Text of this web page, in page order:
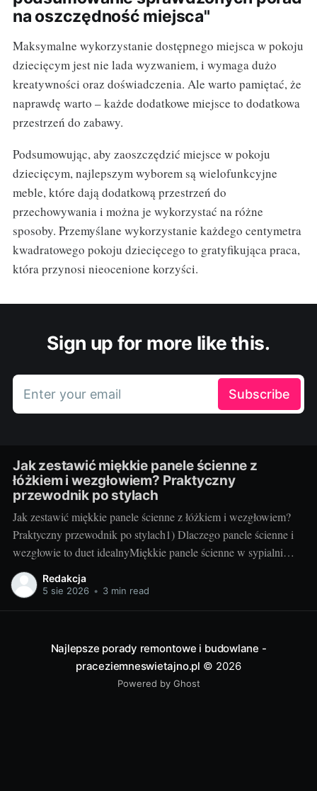
na oszczędność miejsca"
Maksymalne wykorzystanie dostępnego miejsca w pokoju
dziecięcym jest nie lada wyzwaniem, i wymaga dużo
kreatywności oraz doświadczenia. Ale warto pamiętać, że
naprawdę warto – każde dodatkowe miejsce to dodatkowa
przestrzeń do zabawy.
Podsumowując, aby zaoszczędzić miejsce w pokoju
dziecięcym, najlepszym wyborem są wielofunkcyjne
meble, które dają dodatkową przestrzeń do
przechowywania i można je wykorzystać na różne
sposoby. Przemyślane wykorzystanie każdego centymetra
kwadratowego pokoju dziecięcego to gratyfikująca praca,
która przynosi nieocenione korzyści.
Sign up for more like this.
Enter your email Subscribe
Jak zestawić miękkie panele ścienne z
łóżkiem i wezgłowiem? Praktyczny
przewodnik po stylach
Jak zestawić miękkie panele ścienne z łóżkiem i wezgłowiem?
Praktyczny przewodnik po stylach1) Dlaczego panele ścienne i
wezgłowie to duet idealnyMiękkie panele ścienne w sypialni
robią dwie rzeczy naraz: budują przytulny klimat i działają
praktycznie. Tłumią hałas, ocieplają ścianę odczuwalnie w
Redakcja
5 sie 2026 • 3 min read
Najlepsze porady remontowe i budowlane -
praceziemneswietajno.pl © 2026
Powered by Ghost